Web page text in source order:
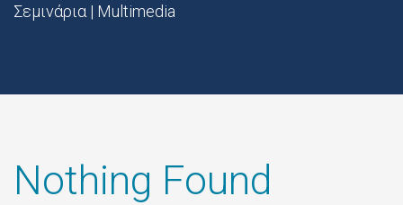
Σεμινάρια | Multimedia
Nothing Found